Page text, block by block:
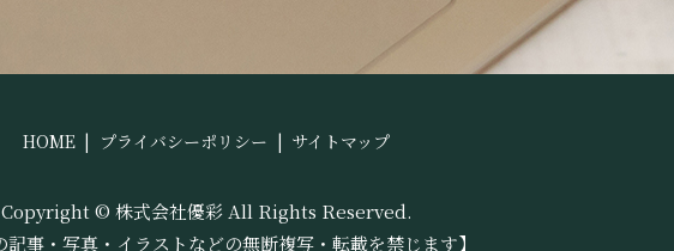
HOME プライバシーポリシー サイトマップ
Copyright © 株式会社優彩 All Rights Reserved.
記事・写真・イラストなどの無断複写・転載を禁じます】